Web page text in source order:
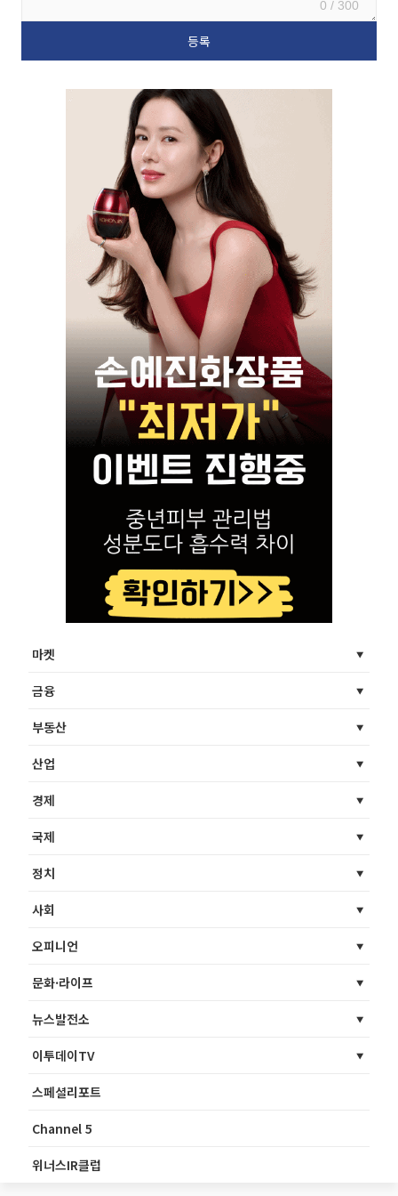
0 / 300
마켓
금융
부동산
산업
경제
국제
정치
사회
오피니언
문화·라이프
뉴스발전소
이투데이TV
스페셜리포트
Channel 5
위너스IR클럽